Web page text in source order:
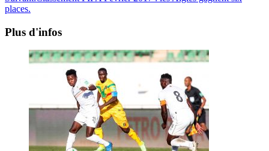
places.
Plus d'infos